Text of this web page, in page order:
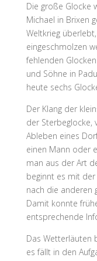
Die große Glocke
Michael in Brixen
Weltkrieg
eingeschmolzen
fehlenden
und Söhne in
heute sechs
Der Klang der
der Sterbeglocke,
Ableben eines
einen Mann oder
man aus der Art
beginnt es mit
nach die anderen
Damit konnte
entsprechende
Das Wetterläuten
es fällt in den